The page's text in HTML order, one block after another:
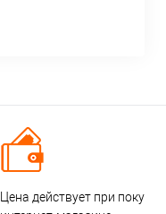
Цена действует при